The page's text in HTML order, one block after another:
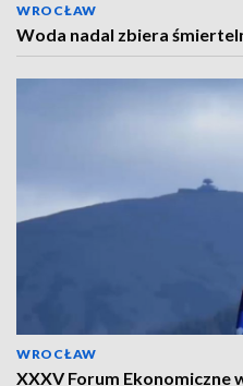
WROCŁAW
Woda nadal zbiera
WROCŁAW
XXXV Forum Ekonomiczne